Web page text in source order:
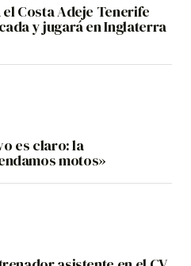
Costa Adeje Tenerife
y jugará en Inglaterra
es claro: la
motos»